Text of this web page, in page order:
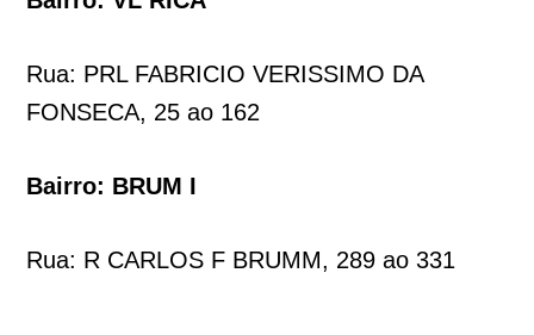
Rua: PRL FABRICIO VERISSIMO DA
FONSECA, 25 ao 162
Bairro: BRUM I
Rua: R CARLOS F BRUMM, 289 ao 331